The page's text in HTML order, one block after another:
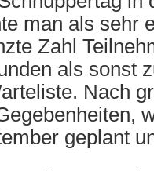
man als sehr
Zahl
als sonst
Nach
geplant